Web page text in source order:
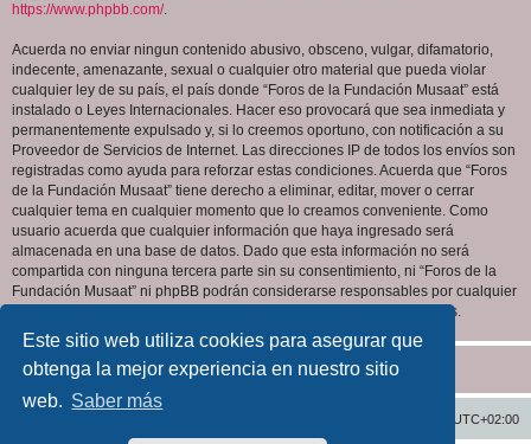
Este sitio web utiliza cookies para asegurar que
obtenga la mejor experiencia en nuestro sitio
web. Saber más
https://www.phpbb.com/.
Acuerda no enviar ningun contenido abusivo, obsceno, vulgar, difamatorio,
indecente, amenazante, sexual o cualquier otro material que pueda violar
cualquier ley de su país, el país donde “Foros de la Fundación Musaat” está
instalado o Leyes Internacionales. Hacer eso provocará que sea inmediata y
permanentemente expulsado y, si lo creemos oportuno, con notificación a su
Proveedor de Servicios de Internet. Las direcciones IP de todos los envíos son
registradas como ayuda para reforzar estas condiciones. Acuerda que “Foros
de la Fundación Musaat” tiene derecho a eliminar, editar, mover o cerrar
cualquier tema en cualquier momento que lo creamos conveniente. Como
usuario acuerda que cualquier información que haya ingresado será
almacenada en una base de datos. Dado que esta información no será
compartida con ninguna tercera parte sin su consentimiento, ni “Foros de la
Fundación Musaat” ni phpBB podrán considerarse responsables por cualquier
intento de hacking que conlleve a que los datos sean comprometidos.
UTC+02:00